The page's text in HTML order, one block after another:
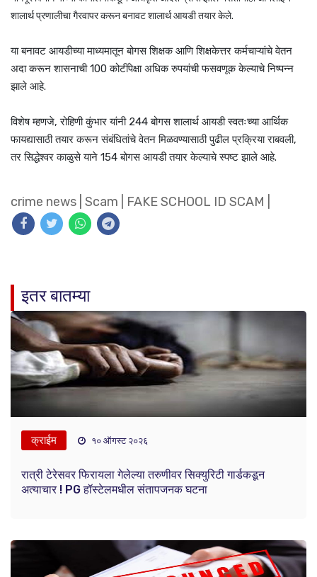
शालार्थ प्रणालीचा गैरवापर करून बनावट शालार्थ आयडी तयार केले.
या बनावट आयडीच्या माध्यमातून बोगस शिक्षक आणि शिक्षकेत्तर कर्मचाऱ्यांचे वेतन
अदा करून शासनाची 100 कोटींपेक्षा अधिक रुपयांची फसवणूक केल्याचे निष्पन्न
झाले आहे.
विशेष म्हणजे, रोहिणी कुंभार यांनी 244 बोगस शालार्थ आयडी स्वतःच्या आर्थिक
फायद्यासाठी तयार करून संबंधितांचे वेतन मिळवण्यासाठी पुढील प्रक्रिया राबवली,
तर सिद्धेश्वर काळुसे याने 154 बोगस आयडी तयार केल्याचे स्पष्ट झाले आहे.
crime news Scam FAKE SCHOOL ID SCAM
इतर बातम्या
क्राईम १० ऑगस्ट २०२६
रात्री टेरेसवर फिरायला गेलेल्या तरुणीवर सिक्युरिटी गार्डकडून
अत्याचार ! PG हॉस्टेलमधील संतापजनक घटना